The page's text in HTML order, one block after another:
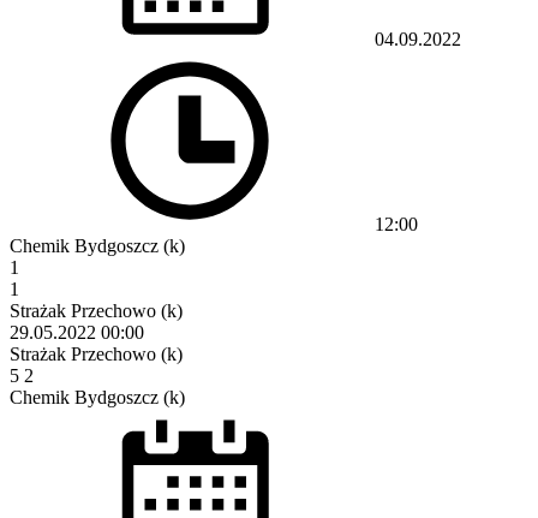
04.09.2022
12:00
Chemik Bydgoszcz (k)
1
1
Strażak Przechowo (k)
29.05.2022 00:00
Strażak Przechowo (k)
5 2
Chemik Bydgoszcz (k)